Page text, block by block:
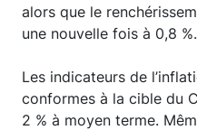
alors que le
une nouvelle fois à 0,8 %.
Les indicateurs de
conformes à la cible du
2 % à moyen terme.